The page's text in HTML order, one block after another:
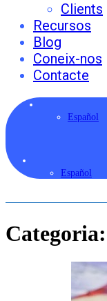
Clients
Recursos
Blog
Coneix-nos
Contacte
Español
Español
Categoria: